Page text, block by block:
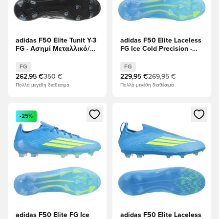
adidas F50 Elite Tunit Y-3
FG - Ασημί Μεταλλικό/
ΠΕΡΙΟΡΙΣΜΈΝΗ
ΈΚΔΟΣΗ
FG
262,95 €350 €
Πολλά μεγέθη διαθέσιμα
adidas F50 Elite Laceless
FG Ice Cold Precision -
κίτρινο/Light Utility Aqua
FG
229,95 €269,95 €
Πολλά μεγέθη διαθέσιμα
Ανοίγει ένα Modal για να συνδεθείτε ή να εγγραφείτε ως
-25%
adidas F50 Elite FG Ice
Ανοίγει ένα Modal για να
adidas F50 Elite Laceless